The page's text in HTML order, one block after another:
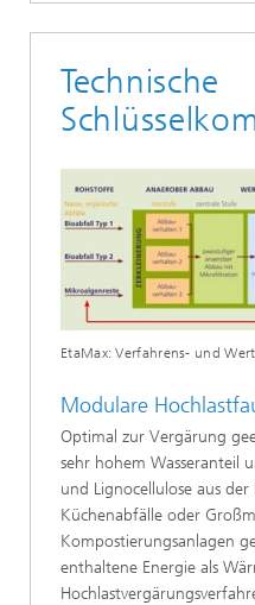
Technische
EtaMax: Verfahrens- und
Modulare
Optimal zur Vergärung
sehr hohem Wasseranteil
und Lignocellulose aus
Küchenabfälle oder
Kompostierungsanlagen
enthaltene Energie als